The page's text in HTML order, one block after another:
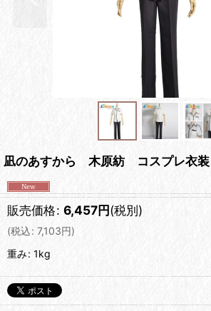
凪のあすから 木原紡 コスプレ衣装
販売価格: 6,457円(税別)
(税込: 7,103円)
重み: 1kg